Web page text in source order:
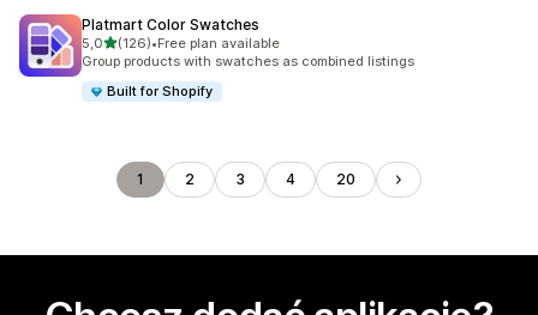
Platmart Color Swatches
5,0na 5 gwiazdek
(126)
Łączna liczba recenzji: 126
•Free plan available
Group products with swatches as combined listings
Built for Shopify
1 2 3 4 20